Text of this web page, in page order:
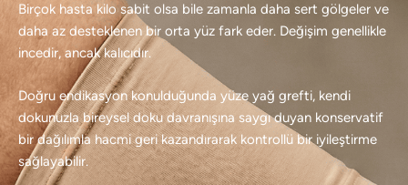
Birçok hasta kilo sabit olsa bile zamanla daha sert gölgeler ve
daha az desteklenen bir orta yüz fark eder. Değişim genellikle
incedir, ancak kalıcıdır.
Doğru endikasyon konulduğunda yüze yağ grefti, kendi
dokunuzla bireysel doku davranışına saygı duyan konservatif
bir dağılımla hacmi geri kazandırarak kontrollü bir iyileştirme
sağlayabilir.